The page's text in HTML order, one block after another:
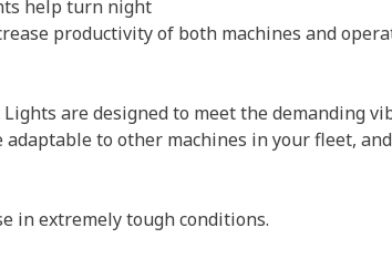
help turn night
productivity of both machines and
Lights are designed to meet the demanding
adaptable to other machines in your fleet,
in extremely tough conditions.